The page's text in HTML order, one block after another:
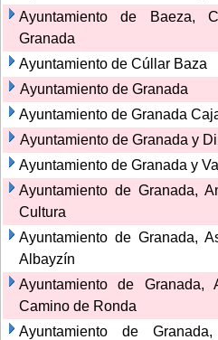
Ayuntamiento de Baeza,
Granada
Ayuntamiento de Cúllar Baza
Ayuntamiento de Granada
Ayuntamiento de Granada
Ayuntamiento de Granada y
Ayuntamiento de Granada y
Ayuntamiento de Granada,
Cultura
Ayuntamiento de Granada,
Albayzín
Ayuntamiento de
Camino de Ronda
Ayuntamiento de